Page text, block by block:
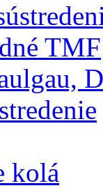
TMF
kolá